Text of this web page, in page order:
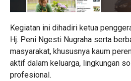
Kegiatan ini dihadiri ketua
Hj. Peni Ngesti Nugraha serta
masyarakat, khususnya kaum
aktif dalam keluarga, lingkungan
profesional.